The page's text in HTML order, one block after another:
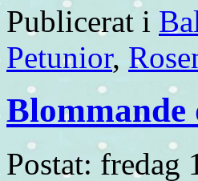
Publicerat i
Petunior,
Blommande
Postat: fredag